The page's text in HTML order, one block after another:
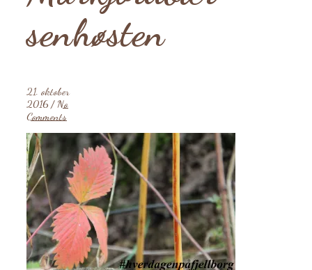
senhøsten
21. oktober
2016 / No
Comments